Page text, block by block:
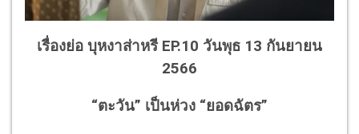
เรื่องย่อ บุหงาส่าหรี EP.10 วันพุธ 13 กันยายน
2566
“ตะวัน” เป็นห่วง “ยอดฉัตร”